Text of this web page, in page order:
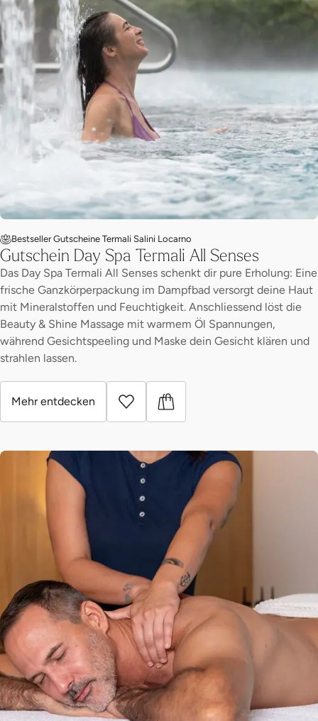
Bestseller Gutscheine Termali Salini Locarno
Gutschein Day Spa Termali All Senses
Das Day Spa Termali All Senses schenkt dir pure Erholung: Eine
frische Ganzkörperpackung im Dampfbad versorgt deine Haut
mit Mineralstoffen und Feuchtigkeit. Anschliessend löst die
Beauty & Shine Massage mit warmem Öl Spannungen,
während Gesichtspeeling und Maske dein Gesicht klären und
strahlen lassen.
Mehr entdecken